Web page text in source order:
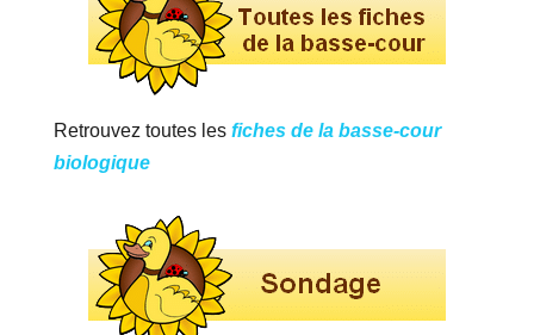
Retrouvez toutes les fiches de la basse-cour
biologique